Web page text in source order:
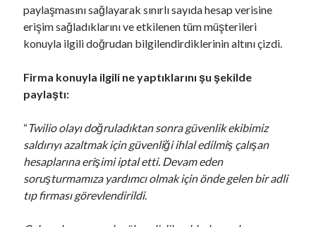
paylaşmasını sağlayarak sınırlı sayıda hesap verisine
erişim sağladıklarını ve etkilenen tüm müşterileri
konuyla ilgili doğrudan bilgilendirdiklerinin altını çizdi.
Firma konuyla ilgili ne yaptıklarını şu şekilde
paylaştı:
“Twilio olayı doğruladıktan sonra güvenlik ekibimiz
saldırıyı azaltmak için güvenliği ihlal edilmiş çalışan
hesaplarına erişimi iptal etti. Devam eden
soruşturmamıza yardımcı olmak için önde gelen bir adli
tıp firması görevlendirildi.